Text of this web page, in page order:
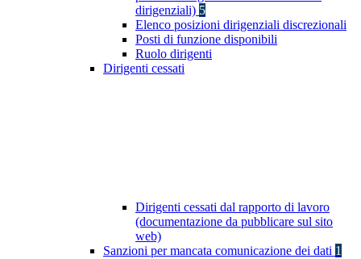
dirigenziali) 5
Elenco posizioni dirigenziali discrezionali
Posti di funzione disponibili
Ruolo dirigenti
Dirigenti cessati
Dirigenti cessati dal rapporto di lavoro
(documentazione da pubblicare sul sito
web)
Sanzioni per mancata comunicazione dei dati 1